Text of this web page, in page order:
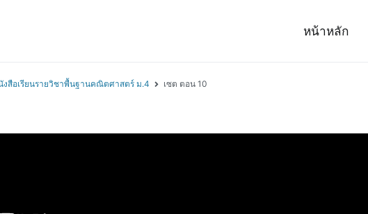
หน้าหลัก
งสือเรียนรายวิชาพื้นฐานคณิตศาสตร์ ม.4 เซต ตอน 10